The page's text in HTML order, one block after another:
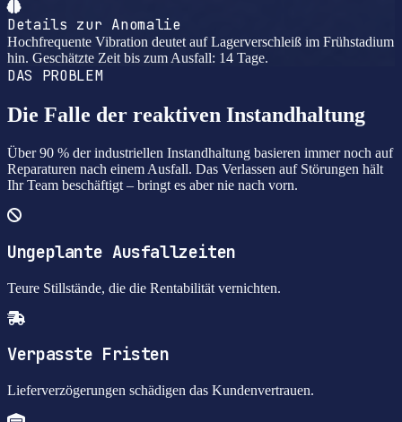
Details zur Anomalie
Hochfrequente Vibration deutet auf Lagerverschleiß im Frühstadium
hin. Geschätzte Zeit bis zum Ausfall: 14 Tage.
DAS PROBLEM
Die Falle der reaktiven Instandhaltung
Über 90 % der industriellen Instandhaltung basieren immer noch auf
Reparaturen nach einem Ausfall. Das Verlassen auf Störungen hält
Ihr Team beschäftigt – bringt es aber nie nach vorn.
Ungeplante Ausfallzeiten
Teure Stillstände, die die Rentabilität vernichten.
Verpasste Fristen
Lieferverzögerungen schädigen das Kundenvertrauen.